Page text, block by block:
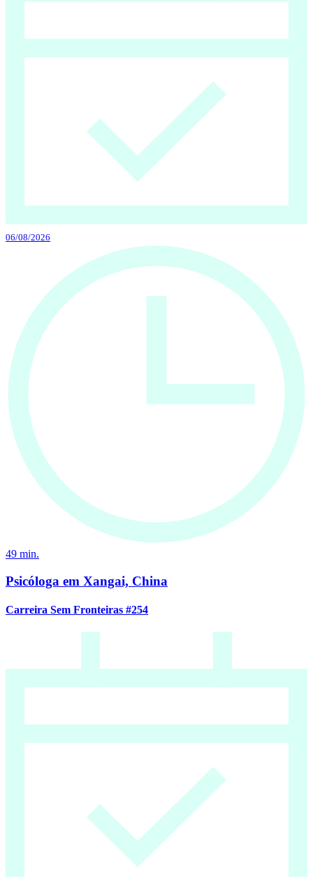
06/08/2026
49 min.
Psicóloga em Xangai, China
Carreira Sem Fronteiras #254